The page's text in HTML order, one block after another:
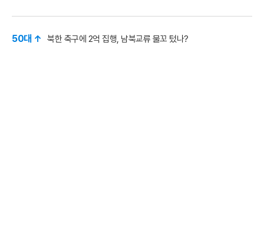
50대 ↑ 북한 축구에 2억 집행, 남북교류 물꼬 텄나?